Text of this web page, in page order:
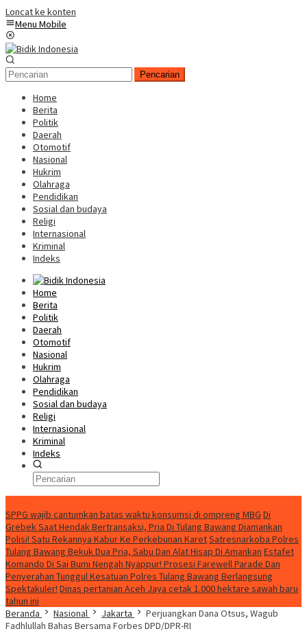
Loncat ke konten
Menu Mobile
Pencarian
Home
Berita
Politik
Daerah
Otomotif
Nasional
Hukrim
Olahraga
Pendidikan
Sosial dan budaya
Religi
Internasional
Kriminal
Indeks
Home
Berita
Politik
Daerah
Otomotif
Nasional
Hukrim
Olahraga
Pendidikan
Sosial dan budaya
Religi
Internasional
Kriminal
Indeks
SPPG wajib cantumkan batas waktu konsumsi di ompreng MBG Di
Grebek Saat Hendak Bertransaksi, Pria Di Tulang Bawang Diamankan
Polisi! Satu Rekannya Kabur Ke Perkebunan KaretSatresnarkoba Polres
Tulang Bawang Bekuk Dua Pria, Sabu Dan Alat Hisap Di Amankan Estafet
Komando Di Sai Bumi Nengah Nyappur! Prosesi Farewell Parade Dan
Penyerahan Tunggul Kesatuan Polres Tulang Bawang Berlangsung
Spektakuler! Dinas pertanian Aceh Jaya cetak 1.000 hektare sawah baru
tahun ini
Beranda
Nasional Jakarta
Perjuangkan Dana Otsus, Wagub
Fadhlullah Bahas Bersama Forbes DPD/DPR-RI